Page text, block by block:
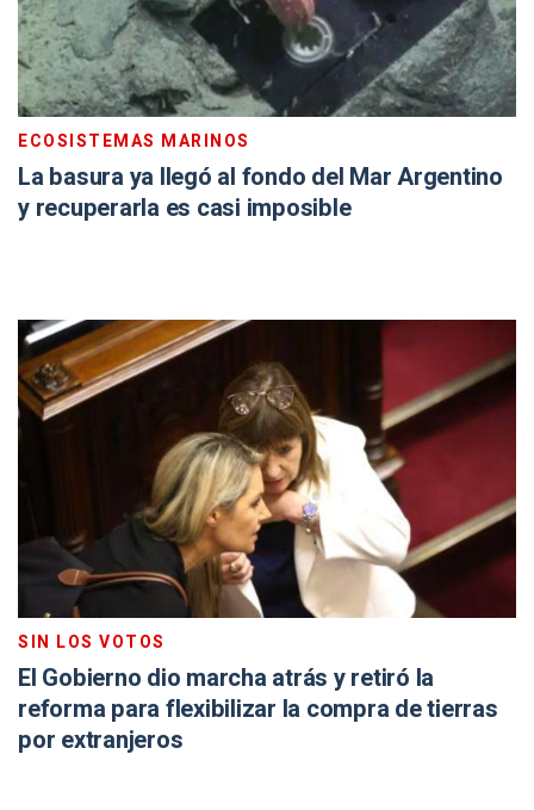
ECOSISTEMAS MARINOS
La basura ya llegó al fondo del Mar Argentino
y recuperarla es casi imposible
SIN LOS VOTOS
El Gobierno dio marcha atrás y retiró la
reforma para flexibilizar la compra de tierras
por extranjeros